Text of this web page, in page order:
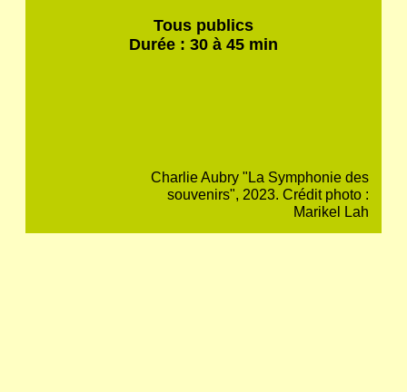
Tous publics
Durée : 30 à 45 min
Charlie Aubry "La Symphonie des
souvenirs", 2023. Crédit photo :
Marikel Lah